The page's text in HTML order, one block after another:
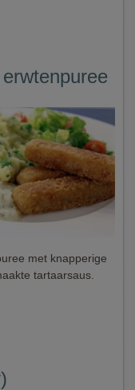
met knapperige
tartaarsaus.